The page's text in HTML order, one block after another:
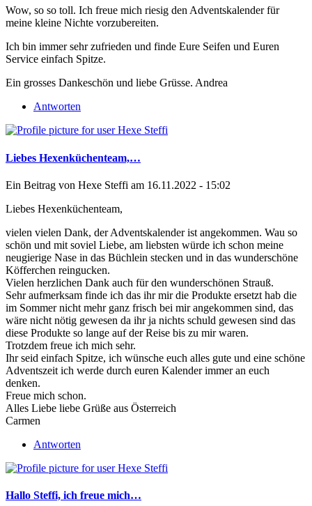
Wow, so so toll. Ich freue mich riesig den Adventskalender für
meine kleine Nichte vorzubereiten.
Ich bin immer sehr zufrieden und finde Eure Seifen und Euren
Service einfach Spitze.
Ein grosses Dankeschön und liebe Grüsse. Andrea
Antworten
Liebes Hexenküchenteam,…
Ein Beitrag von Hexe Steffi am 16.11.2022 - 15:02
Liebes Hexenküchenteam,
vielen vielen Dank, der Adventskalender ist angekommen. Wau so
schön und mit soviel Liebe, am liebsten würde ich schon meine
neugierige Nase in das Büchlein stecken und in das wunderschöne
Köfferchen reingucken.
Vielen herzlichen Dank auch für den wunderschönen Strauß.
Sehr aufmerksam finde ich das ihr mir die Produkte ersetzt hab die
im Sommer nicht mehr ganz frisch bei mir angekommen sind, das
wäre nicht nötig gewesen da ihr ja nichts schuld gewesen sind das
diese Produkte so lange auf der Reise bis zu mir waren.
Trotzdem freue ich mich sehr.
Ihr seid einfach Spitze, ich wünsche euch alles gute und eine schöne
Adventszeit ich werde durch euren Kalender immer an euch
denken.
Freue mich schon.
Alles Liebe liebe Grüße aus Österreich
Carmen
Antworten
Hallo Steffi, ich freue mich…